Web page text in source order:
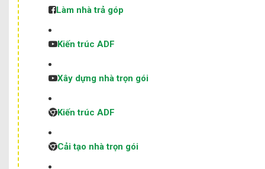
Làm nhà trả góp
Kiến trúc ADF
Xây dựng nhà trọn gói
Kiến trúc ADF
Cải tạo nhà trọn gói